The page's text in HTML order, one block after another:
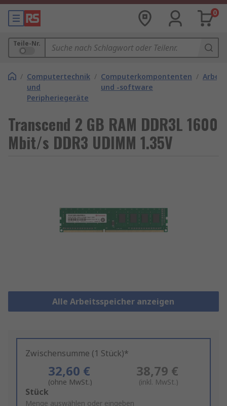
0
Teile-Nr.
/ Computertechnik
und
Peripheriegeräte
/ Computerkompontenten
und -software
/
Transcend 2 GB RAM DDR3L 1600
Mbit/s DDR3 UDIMM 1.35V
Alle Arbeitsspeicher anzeigen
Zwischensumme (1 Stück)*
32,60 €
(ohne MwSt.)
38,79 €
(inkl. MwSt.)
Add
Stück
Menge auswählen oder eingeben